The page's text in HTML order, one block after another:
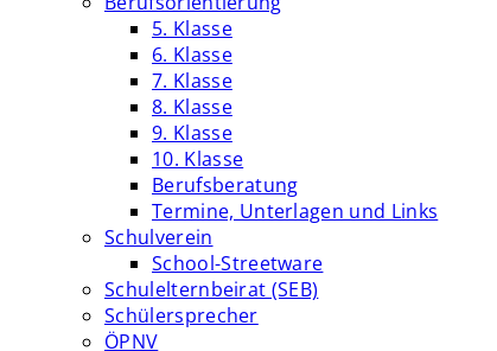
5. Klasse
6. Klasse
7. Klasse
8. Klasse
9. Klasse
10. Klasse
Berufsberatung
Termine, Unterlagen und Links
Schulverein
School-Streetware
Schulelternbeirat (SEB)
Schülersprecher
ÖPNV